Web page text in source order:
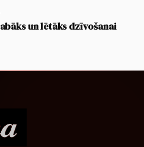
un lētāks dzīvošanai